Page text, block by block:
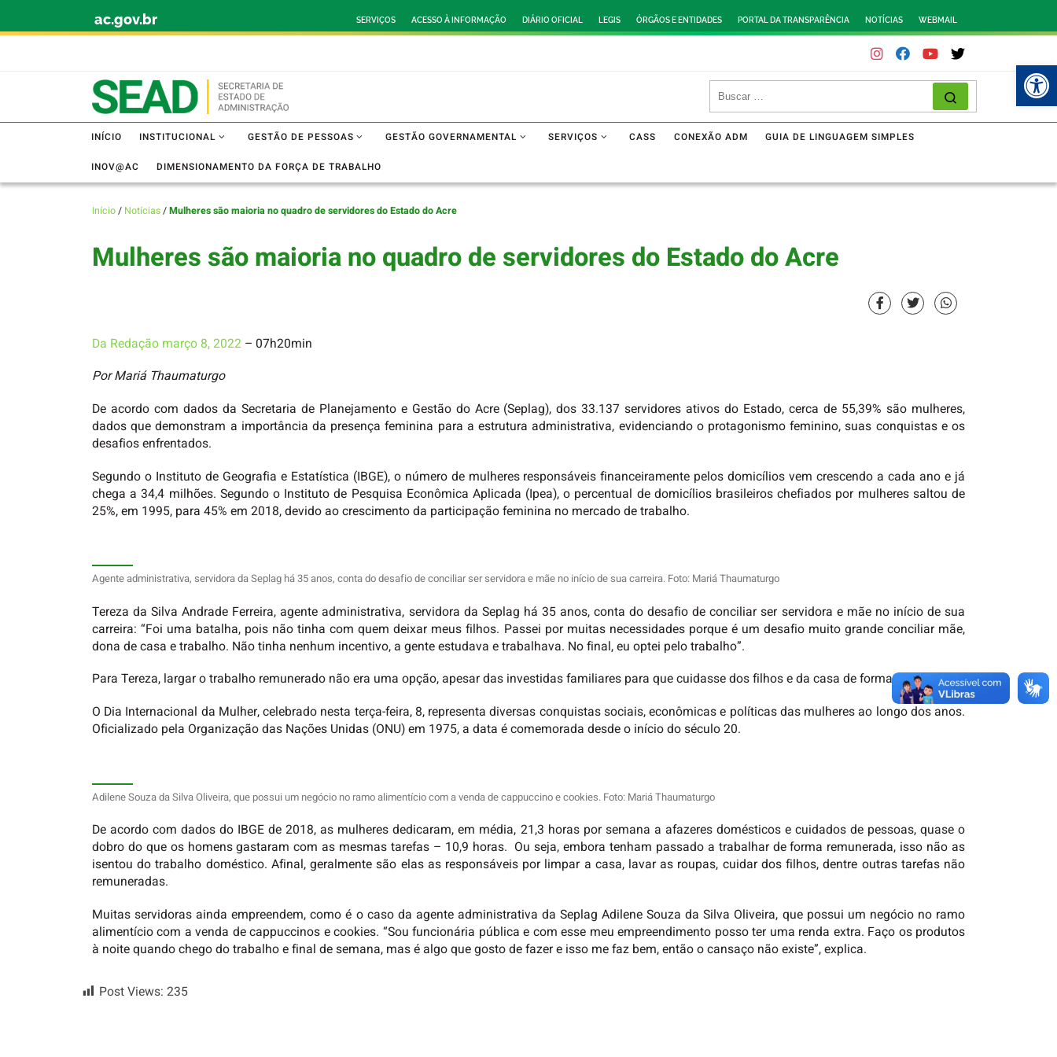
ac.gov.br SERVIÇOS ACESSO À INFORMAÇÃO DIÁRIO OFICIAL LEGIS ÓRGÃOS E ENTIDADES PORTAL DA TRANSPARÊNCIA NOTÍCIAS WEBMAIL
INÍCIO INSTITUCIONAL GESTÃO DE PESSOAS GESTÃO GOVERNAMENTAL SERVIÇOS CASS CONEXÃO ADM GUIA DE LINGUAGEM SIMPLES
INOV@AC DIMENSIONAMENTO DA FORÇA DE TRABALHO
Início/ Notícias/Mulheres são maioria no quadro de servidores do Estado do Acre
Mulheres são maioria no quadro de servidores do Estado do Acre
Da Redação março 8, 2022 – 07h20min
Por Mariá Thaumaturgo
De acordo com dados da Secretaria de Planejamento e Gestão do Acre (Seplag), dos 33.137 servidores ativos do Estado, cerca de 55,39% são mulheres,
dados que demonstram a importância da presença feminina para a estrutura administrativa, evidenciando o protagonismo feminino, suas conquistas e os
desafios enfrentados.
Segundo o Instituto de Geografia e Estatística (IBGE), o número de mulheres responsáveis financeiramente pelos domicílios vem crescendo a cada ano e já
chega a 34,4 milhões. Segundo o Instituto de Pesquisa Econômica Aplicada (Ipea), o percentual de domicílios brasileiros chefiados por mulheres saltou de
25%, em 1995, para 45% em 2018, devido ao crescimento da participação feminina no mercado de trabalho.
Agente administrativa, servidora da Seplag há 35 anos, conta do desafio de conciliar ser servidora e mãe no início de sua carreira. Foto: Mariá Thaumaturgo
Tereza da Silva Andrade Ferreira, agente administrativa, servidora da Seplag há 35 anos, conta do desafio de conciliar ser servidora e mãe no início de sua
carreira: “Foi uma batalha, pois não tinha com quem deixar meus filhos. Passei por muitas necessidades porque é um desafio muito grande conciliar mãe,
dona de casa e trabalho. Não tinha nenhum incentivo, a gente estudava e trabalhava. No final, eu optei pelo trabalho”.
Para Tereza, largar o trabalho remunerado não era uma opção, apesar das investidas familiares para que cuidasse dos filhos e da casa de forma integral.
O Dia Internacional da Mulher, celebrado nesta terça-feira, 8, representa diversas conquistas sociais, econômicas e políticas das mulheres ao longo dos anos.
Oficializado pela Organização das Nações Unidas (ONU) em 1975, a data é comemorada desde o início do século 20.
Adilene Souza da Silva Oliveira, que possui um negócio no ramo alimentício com a venda de cappuccino e cookies. Foto: Mariá Thaumaturgo
De acordo com dados do IBGE de 2018, as mulheres dedicaram, em média, 21,3 horas por semana a afazeres domésticos e cuidados de pessoas, quase o
dobro do que os homens gastaram com as mesmas tarefas – 10,9 horas. Ou seja, embora tenham passado a trabalhar de forma remunerada, isso não as
isentou do trabalho doméstico. Afinal, geralmente são elas as responsáveis por limpar a casa, lavar as roupas, cuidar dos filhos, dentre outras tarefas não
remuneradas.
Muitas servidoras ainda empreendem, como é o caso da agente administrativa da Seplag Adilene Souza da Silva Oliveira, que possui um negócio no ramo
alimentício com a venda de cappuccinos e cookies. “Sou funcionária pública e com esse meu empreendimento posso ter uma renda extra. Faço os produtos
à noite quando chego do trabalho e final de semana, mas é algo que gosto de fazer e isso me faz bem, então o cansaço não existe”, explica.
Post Views: 235